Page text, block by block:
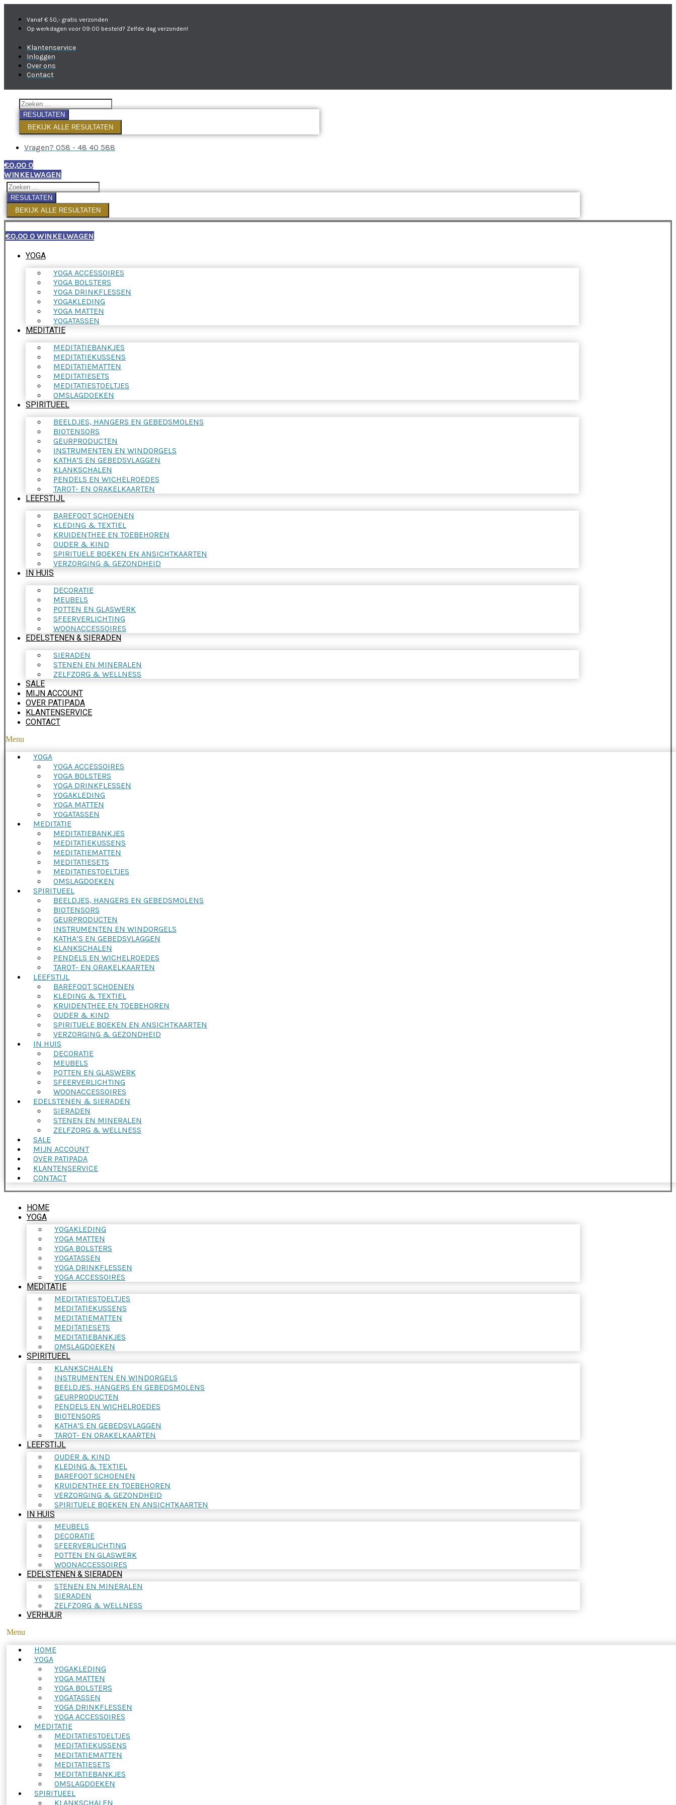
Vanaf € 50,- gratis verzonden
Op werkdagen voor 09:00 besteld? Zelfde dag verzonden!
Klantenservice
Inloggen
Over ons
Contact
RESULTATEN
BEKIJK ALLE RESULTATEN
Vragen? 058 - 48 40 588
€0,00 0
WINKELWAGEN
RESULTATEN
BEKIJK ALLE RESULTATEN
€0,00 0 WINKELWAGEN
YOGA
YOGA ACCESSOIRES
YOGA BOLSTERS
YOGA DRINKFLESSEN
YOGAKLEDING
YOGA MATTEN
YOGATASSEN
MEDITATIE
MEDITATIEBANKJES
MEDITATIEKUSSENS
MEDITATIEMATTEN
MEDITATIESETS
MEDITATIESTOELTJES
OMSLAGDOEKEN
SPIRITUEEL
BEELDJES, HANGERS EN GEBEDSMOLENS
BIOTENSORS
GEURPRODUCTEN
INSTRUMENTEN EN WINDORGELS
KATHA’S EN GEBEDSVLAGGEN
KLANKSCHALEN
PENDELS EN WICHELROEDES
TAROT- EN ORAKELKAARTEN
LEEFSTIJL
BAREFOOT SCHOENEN
KLEDING & TEXTIEL
KRUIDENTHEE EN TOEBEHOREN
OUDER & KIND
SPIRITUELE BOEKEN EN ANSICHTKAARTEN
VERZORGING & GEZONDHEID
IN HUIS
DECORATIE
MEUBELS
POTTEN EN GLASWERK
SFEERVERLICHTING
WOONACCESSOIRES
EDELSTENEN & SIERADEN
SIERADEN
STENEN EN MINERALEN
ZELFZORG & WELLNESS
SALE
MIJN ACCOUNT
OVER PATIPADA
KLANTENSERVICE
CONTACT
Menu
YOGA
YOGA ACCESSOIRES
YOGA BOLSTERS
YOGA DRINKFLESSEN
YOGAKLEDING
YOGA MATTEN
YOGATASSEN
MEDITATIE
MEDITATIEBANKJES
MEDITATIEKUSSENS
MEDITATIEMATTEN
MEDITATIESETS
MEDITATIESTOELTJES
OMSLAGDOEKEN
SPIRITUEEL
BEELDJES, HANGERS EN GEBEDSMOLENS
BIOTENSORS
GEURPRODUCTEN
INSTRUMENTEN EN WINDORGELS
KATHA’S EN GEBEDSVLAGGEN
KLANKSCHALEN
PENDELS EN WICHELROEDES
TAROT- EN ORAKELKAARTEN
LEEFSTIJL
BAREFOOT SCHOENEN
KLEDING & TEXTIEL
KRUIDENTHEE EN TOEBEHOREN
OUDER & KIND
SPIRITUELE BOEKEN EN ANSICHTKAARTEN
VERZORGING & GEZONDHEID
IN HUIS
DECORATIE
MEUBELS
POTTEN EN GLASWERK
SFEERVERLICHTING
WOONACCESSOIRES
EDELSTENEN & SIERADEN
SIERADEN
STENEN EN MINERALEN
ZELFZORG & WELLNESS
SALE
MIJN ACCOUNT
OVER PATIPADA
KLANTENSERVICE
CONTACT
HOME
YOGA
YOGAKLEDING
YOGA MATTEN
YOGA BOLSTERS
YOGATASSEN
YOGA DRINKFLESSEN
YOGA ACCESSOIRES
MEDITATIE
MEDITATIESTOELTJES
MEDITATIEKUSSENS
MEDITATIEMATTEN
MEDITATIESETS
MEDITATIEBANKJES
OMSLAGDOEKEN
SPIRITUEEL
KLANKSCHALEN
INSTRUMENTEN EN WINDORGELS
BEELDJES, HANGERS EN GEBEDSMOLENS
GEURPRODUCTEN
PENDELS EN WICHELROEDES
BIOTENSORS
KATHA’S EN GEBEDSVLAGGEN
TAROT- EN ORAKELKAARTEN
LEEFSTIJL
OUDER & KIND
KLEDING & TEXTIEL
BAREFOOT SCHOENEN
KRUIDENTHEE EN TOEBEHOREN
VERZORGING & GEZONDHEID
SPIRITUELE BOEKEN EN ANSICHTKAARTEN
IN HUIS
MEUBELS
DECORATIE
SFEERVERLICHTING
POTTEN EN GLASWERK
WOONACCESSOIRES
EDELSTENEN & SIERADEN
STENEN EN MINERALEN
SIERADEN
ZELFZORG & WELLNESS
VERHUUR
Menu
HOME
YOGA
YOGAKLEDING
YOGA MATTEN
YOGA BOLSTERS
YOGATASSEN
YOGA DRINKFLESSEN
YOGA ACCESSOIRES
MEDITATIE
MEDITATIESTOELTJES
MEDITATIEKUSSENS
MEDITATIEMATTEN
MEDITATIESETS
MEDITATIEBANKJES
OMSLAGDOEKEN
SPIRITUEEL
KLANKSCHALEN